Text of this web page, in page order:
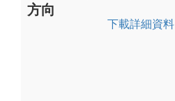
方向
下載詳細資料